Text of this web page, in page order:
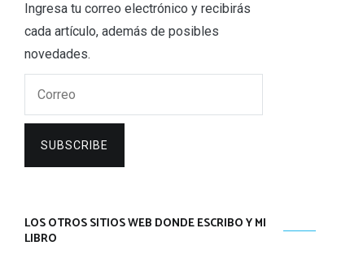
Ingresa tu correo electrónico y recibirás
cada artículo, además de posibles
novedades.
SUBSCRIBE
LOS OTROS SITIOS WEB DONDE ESCRIBO Y MI
LIBRO